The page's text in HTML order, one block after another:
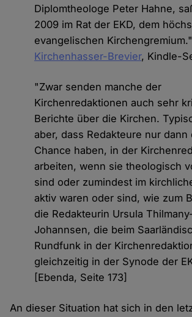
Diplomtheologe Peter Hahne,
2009 im Rat der EKD, dem
evangelischen
Kirchenhasser-Brevier, Kindle-
"Zwar senden manche der
Kirchenredaktionen auch sehr
Berichte über die Kirchen.
aber, dass Redakteure nur dann
Chance haben, in der
arbeiten, wenn sie theologisch
sind oder zumindest im
aktiv waren oder sind, wie zum
die Redakteurin Ursula
Johannsen, die beim
Rundfunk in der
gleichzeitig in der Synode der
[Ebenda, Seite 173]
An dieser Situation hat sich in den